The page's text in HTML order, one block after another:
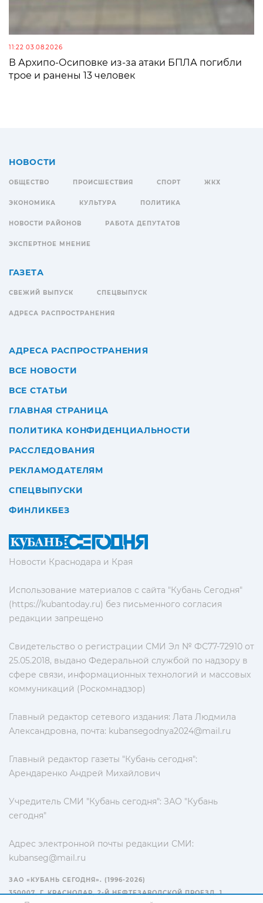
11:22 03.08.2026
В Архипо-Осиповке из-за атаки БПЛА погибли
трое и ранены 13 человек
Новости Краснодара и Края
Использование материалов с сайта "Кубань Сегодня"
(https://kubantoday.ru) без письменного согласия
редакции запрещено
Свидетельство о регистрации СМИ Эл № ФС77-72910 от
25.05.2018, выдано Федеральной службой по надзору в
сфере связи, информационных технологий и массовых
коммуникаций (Роскомнадзор)
Главный редактор сетевого издания: Лата Людмила
Александровна, почта: kubansegodnya2024@mail.ru
Главный редактор газеты "Кубань сегодня":
Арендаренко Андрей Михайлович
Учредитель СМИ "Кубань сегодня": ЗАО "Кубань
сегодня"
Адрес электронной почты редакции СМИ:
kubanseg@mail.ru
НОВОСТИ
ОБЩЕСТВО ПРОИСШЕСТВИЯ СПОРТ ЖКХ
ЭКОНОМИКА КУЛЬТУРА ПОЛИТИКА
НОВОСТИ РАЙОНОВ РАБОТА ДЕПУТАТОВ
ЭКСПЕРТНОЕ МНЕНИЕ
ГАЗЕТА
СВЕЖИЙ ВЫПУСК СПЕЦВЫПУСК
АДРЕСА РАСПРОСТРАНЕНИЯ
АДРЕСА РАСПРОСТРАНЕНИЯ
ВСЕ НОВОСТИ
ВСЕ СТАТЬИ
ГЛАВНАЯ СТРАНИЦА
ПОЛИТИКА КОНФИДЕНЦИАЛЬНОСТИ
РАССЛЕДОВАНИЯ
РЕКЛАМОДАТЕЛЯМ
СПЕЦВЫПУСКИ
ФИНЛИКБЕЗ
ЗАО «КУБАНЬ СЕГОДНЯ». (1996-2026)
350007, Г. КРАСНОДАР, 2-Й НЕФТЕЗАВОДСКОЙ ПРОЕЗД, 1